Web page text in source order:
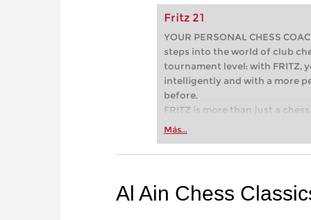
Fritz 21
YOUR PERSONAL CHESS
steps into the world of club
tournament level: with FRITZ,
intelligently and with a more
before.
FRITZ is more than just a
Whether you’re taking your
more efficiently, intelligently
Más...
Al Ain Chess